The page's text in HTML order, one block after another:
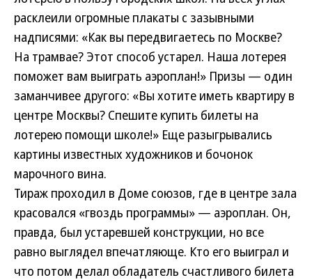
расклеили огромные плакаты с зазывными
надписями: «Как вы передвигаетесь по Москве?
На трамвае? Этот способ устарел. Наша лотерея
поможет вам выиграть аэроплан!» Призы — один
заманчивее другого: «Вы хотите иметь квартиру в
центре Москвы? Спешите купить билеты на
лотерею помощи школе!» Еще разыгрывались
картины известных художников и бочонок
марочного вина.
Тираж проходил в Доме союзов, где в центре зала
красовался «гвоздь программы» — аэроплан. Он,
правда, был устаревшей конструкции, но все
равно выглядел впечатляюще. Кто его выиграл и
что потом делал обладатель счастливого билета